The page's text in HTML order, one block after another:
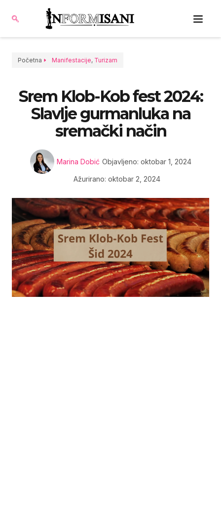
Početna Manifestacije, Turizam
Srem Klob-Kob fest 2024:
Slavlje gurmanluka na
sremački način
Marina Dobić Objavljeno: oktobar 1, 2024
Ažurirano: oktobar 2, 2024